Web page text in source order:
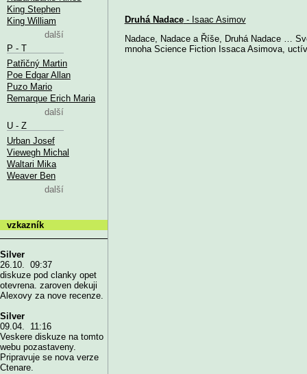
Druhá Nadace- Isaac Asimov
Nadace, Nadace a Říše, Druhá Nadace …
mnoha Science Fiction Issaca Asimova,
King Stephen
King William
další
P - T
Patřičný Martin
Poe Edgar Allan
Puzo Mario
Remarque Erich Maria
další
U - Z
Urban Josef
Viewegh Michal
Waltari Mika
Weaver Ben
další
vzkazník
Silver
26.10. 09:37
diskuze pod clanky opet
otevrena. zaroven dekuji
Alexovy za nove recenze.
Silver
09.04. 11:16
Veskere diskuze na tomto
webu pozastaveny.
Pripravuje se nova verze
Ctenare.